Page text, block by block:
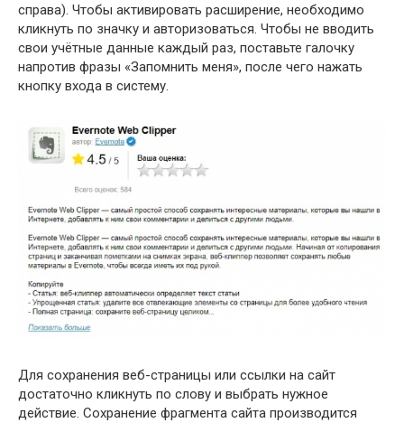
справа). Чтобы активировать расширение, необходимо
кликнуть по значку и авторизоваться. Чтобы не вводить
свои учётные данные каждый раз, поставьте галочку
напротив фразы «Запомнить меня», после чего нажать
кнопку входа в систему.
Для сохранения веб-страницы или ссылки на сайт
достаточно кликнуть по слову и выбрать нужное
действие. Сохранение фрагмента сайта производится